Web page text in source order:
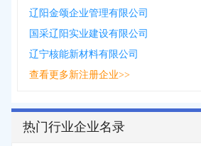
辽阳金颂企业管理有限公司
国采辽阳实业建设有限公司
辽宁核能新材料有限公司
查看更多新注册企业>>
热门行业企业名录